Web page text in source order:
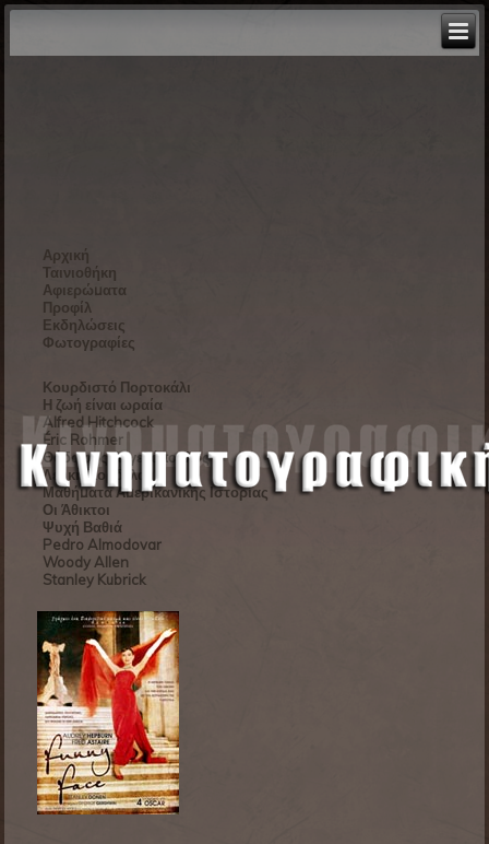
Αρχική
Ταινιοθήκη
Αφιερώματα
Προφίλ
Εκδηλώσεις
Φωτογραφίες
Κουρδιστό Πορτοκάλι
Η ζωή είναι ωραία
Alfred Hitchcock
Éric Rohmer
Θόδωρος Αγγελόπουλος
Λευκή Κορδέλα
Μαθήματα Αμερικανικής Ιστορίας
Οι Άθικτοι
Ψυχή Βαθιά
Pedro Almodovar
Woody Allen
Stanley Kubrick